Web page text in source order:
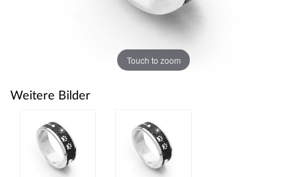
Touch to zoom
Weitere Bilder